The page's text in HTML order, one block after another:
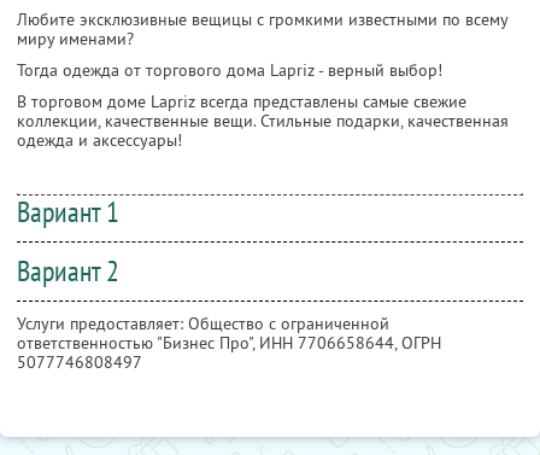
Любите эксклюзивные вещицы с громкими известными по всему
миру именами?
Тогда одежда от торгового дома Lapriz - верный выбор!
В торговом доме Lapriz всегда представлены самые свежие
коллекции, качественные вещи. Стильные подарки, качественная
одежда и аксессуары!
Вариант 1
Вариант 2
Услуги предоставляет: Общество с ограниченной
ответственностью "Бизнес Про", ИНН 7706658644, ОГРН
5077746808497